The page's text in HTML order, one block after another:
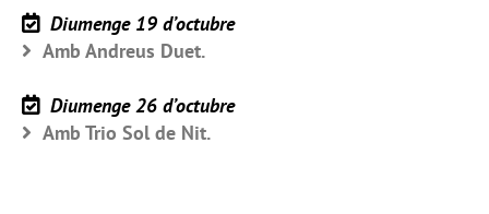
Diumenge 19 d’octubre
Amb Andreus Duet.
Diumenge 26 d’octubre
Amb Trio Sol de Nit.